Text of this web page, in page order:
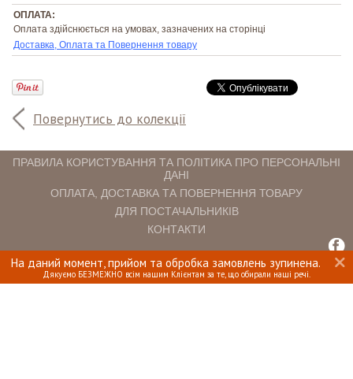
На даний момент, прийом та обробка замовлень зупинена.
Дякуємо БЕЗМЕЖНО всім нашим Клієнтам за те, що обирали наші речі.
Повернутись до колекції
ОПЛАТА:
Оплата здійснюється на умовах, зазначених на сторінці
Доставка, Оплата та Повернення товару
ПРАВИЛА КОРИСТУВАННЯ ТА ПОЛІТИКА ПРО ПЕРСОНАЛЬНІ
ДАНІ
ОПЛАТА, ДОСТАВКА ТА ПОВЕРНЕННЯ ТОВАРУ
ДЛЯ ПОСТАЧАЛЬНИКІВ
КОНТАКТИ
INTERIOMANIA © 2018. ВСІ ПРАВА ЗАХИЩЕНІ.